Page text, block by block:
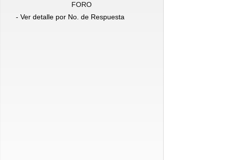
FORO
- Ver detalle por No. de Respuesta